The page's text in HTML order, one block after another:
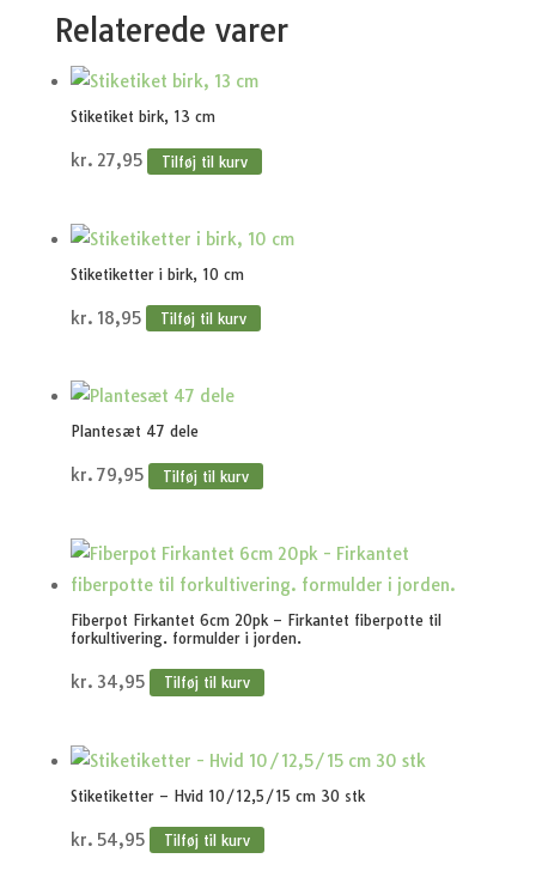
Relaterede varer
Stiketiket birk, 13 cm
kr. 27,95 Tilføj til kurv
Stiketiketter i birk, 10 cm
kr. 18,95 Tilføj til kurv
Plantesæt 47 dele
kr. 79,95 Tilføj til kurv
Fiberpot Firkantet 6cm 20pk – Firkantet fiberpotte til
forkultivering. formulder i jorden.
kr. 34,95 Tilføj til kurv
Stiketiketter – Hvid 10/12,5/15 cm 30 stk
kr. 54,95 Tilføj til kurv